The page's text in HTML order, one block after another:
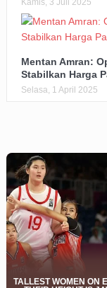
Kamis, 3 Juli 2025
Mentan Amran:
Stabilkan Harga
Selasa, 1 April 2025